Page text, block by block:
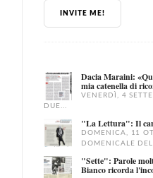
INVITE ME!
Dacia Maraini:
mia catenella di
VENERDÌ, 4
DUE...
"La Lettura": Il
DOMENICA, 11
DOMENICALE
"Sette": Parole
Bianco ricorda